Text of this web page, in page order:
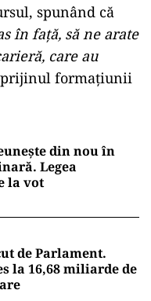
spunând că
în față, să ne arate
care au
formațiunii
din nou în
Legea
la vot
de Parlament.
la 16,68 miliarde de